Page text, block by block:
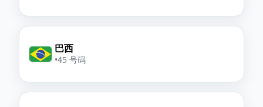
巴西
•45 号码